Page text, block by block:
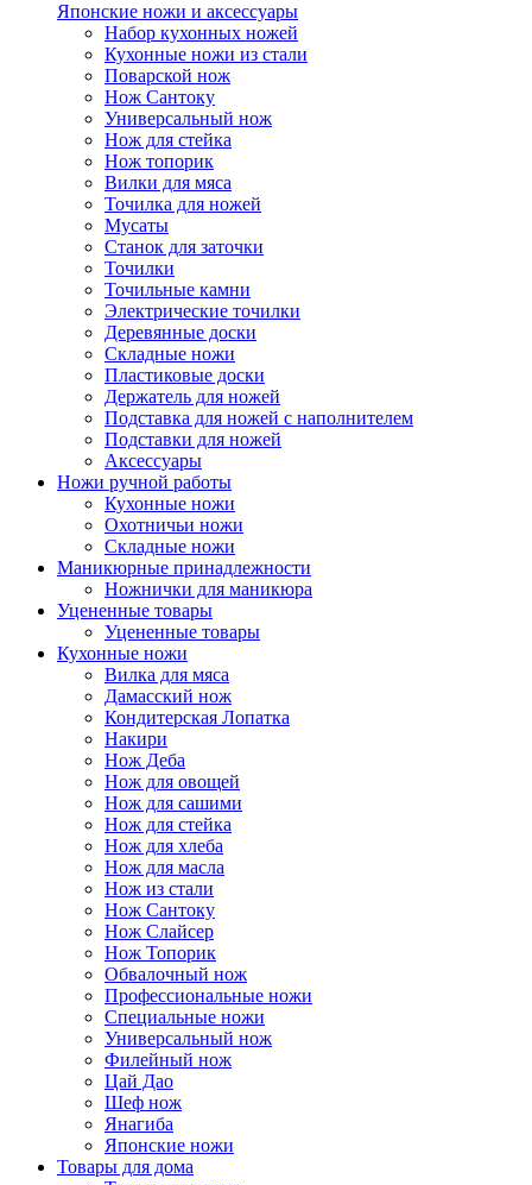
Японские ножи и аксессуары
Набор кухонных ножей
Кухонные ножи из стали
Поварской нож
Нож Сантоку
Универсальный нож
Нож для стейка
Нож топорик
Вилки для мяса
Точилка для ножей
Мусаты
Станок для заточки
Точилки
Точильные камни
Электрические точилки
Деревянные доски
Складные ножи
Пластиковые доски
Держатель для ножей
Подставка для ножей с наполнителем
Подставки для ножей
Аксессуары
Ножи ручной работы
Кухонные ножи
Охотничьи ножи
Складные ножи
Маникюрные принадлежности
Ножнички для маникюра
Уцененные товары
Уцененные товары
Кухонные ножи
Вилка для мяса
Дамасский нож
Кондитерская Лопатка
Накири
Нож Деба
Нож для овощей
Нож для сашими
Нож для стейка
Нож для хлеба
Нож для масла
Нож из стали
Нож Сантоку
Нож Слайсер
Нож Топорик
Обвалочный нож
Профессиональные ножи
Специальные ножи
Универсальный нож
Филейный нож
Цай Дао
Шеф нож
Янагиба
Японские ножи
Товары для дома